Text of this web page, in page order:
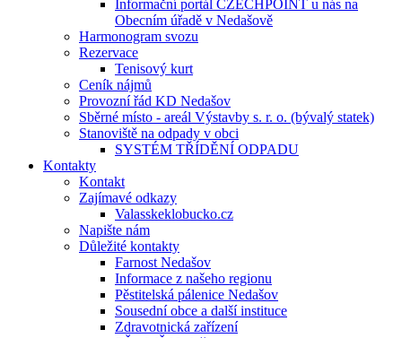
Informační portál CZECHPOINT u nás na
Obecním úřadě v Nedašově
Harmonogram svozu
Rezervace
Tenisový kurt
Ceník nájmů
Provozní řád KD Nedašov
Sběrné místo - areál Výstavby s. r. o. (bývalý statek)
Stanoviště na odpady v obci
SYSTÉM TŘÍDĚNÍ ODPADU
Kontakty
Kontakt
Zajímavé odkazy
Valasskeklobucko.cz
Napište nám
Důležité kontakty
Farnost Nedašov
Informace z našeho regionu
Pěstitelská pálenice Nedašov
Sousední obce a další instituce
Zdravotnická zařízení